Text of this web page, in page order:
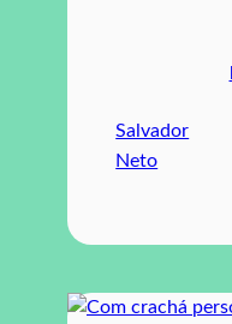
Salvador
Neto